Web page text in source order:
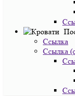
Ссылка
Ссылка